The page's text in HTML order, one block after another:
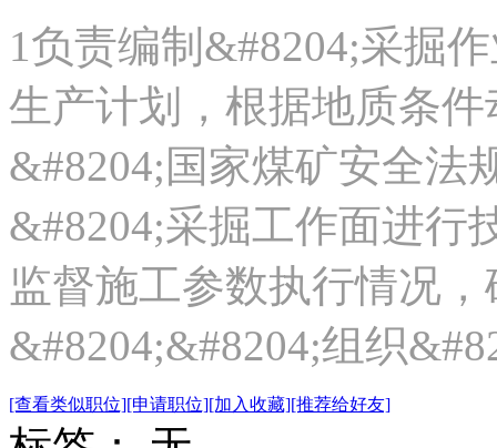
1负责编制&#8204;采掘
生产计划，根据地质条
&#8204;国家煤矿安全法
&#8204;采掘工作面进行
监督施工参数执行情况
&#8204;&#8204;组织
[查看类似职位][申请职位][加入收藏][推荐给好友]